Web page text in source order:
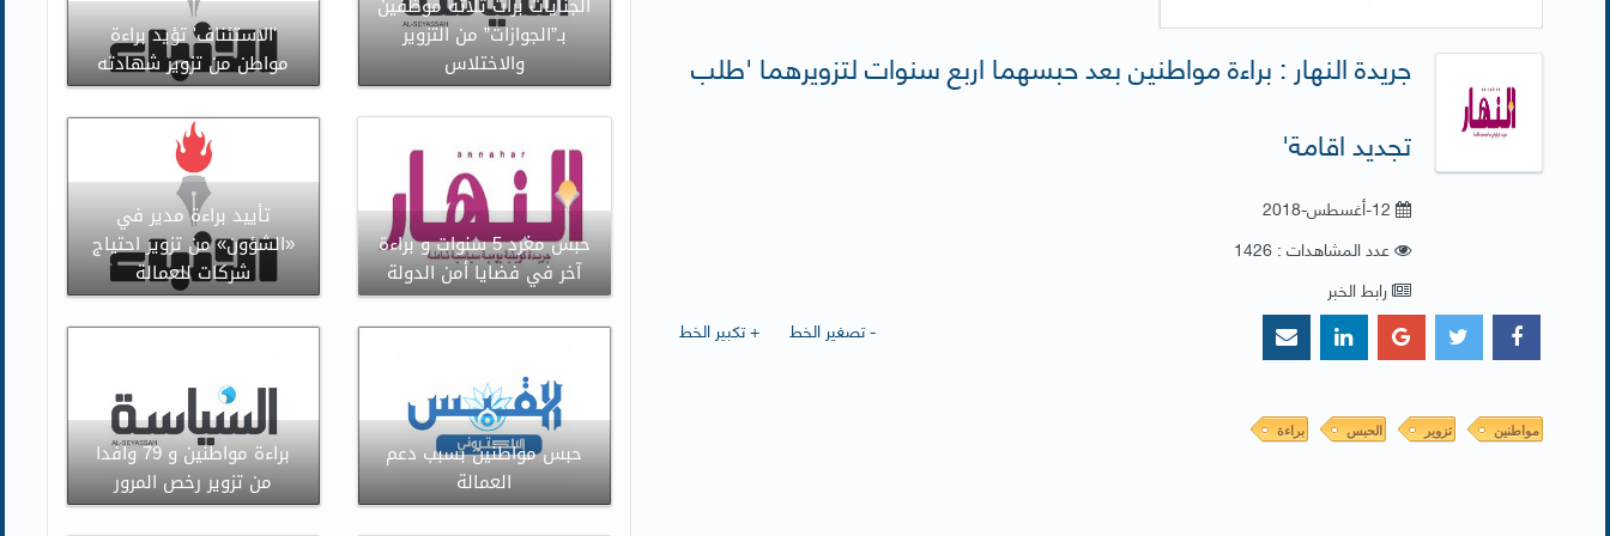
جريدة النهار : براءة مواطنين بعد حبسهما اربع سنوات لتزويرهما 'طلب
تجديد اقامة'
12-أغسطس-2018
عدد المشاهدات : 1426
رابط الخبر
+ تكبير الخط
- تصغير الخط
مواطنين تزوير الحبس براءة
'الاستئناف' تؤيد براءة
مواطن من تزوير شهادته
بـ”الجوازات” من التزوير
والاختلاس
تأييد براءة مدير في
«الشؤون» من تزوير احتياج
شركات للعمالة
حبس مغرد 5 سنوات و براءة
آخر في فضايا أمن الدولة
براءة مواطنين و 79 وافدا
من تزوير رخص المرور
حبس مواطنين بسبب دعم
العمالة